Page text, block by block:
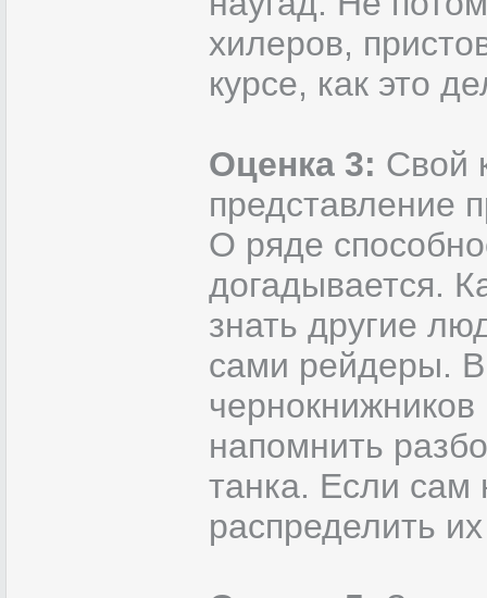
хилеров,
курсе, как это
Оценка 3: Свой
представление
О ряде
догадывается.
знать другие
сами рейдеры. В
напомнить
танка. Если сам
распределить